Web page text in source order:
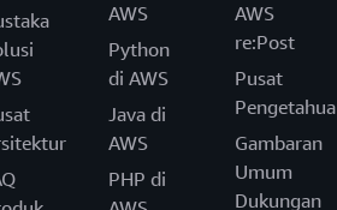
AWS
Python
di AWS
Java di
AWS
PHP di
AWS
re:Post
Pusat
Gambaran
Umum
Dukungan